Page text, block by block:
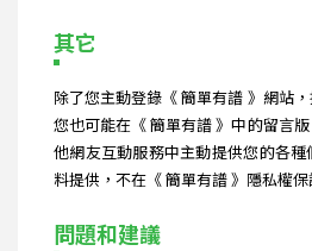
其它
除了您主動登錄《 簡單有譜 》網站
您也可能在《 簡單有譜 》中的留言
他網友互動服務中主動提供您的各
料提供，不在《 簡單有譜 》隱私權保
問題和建議